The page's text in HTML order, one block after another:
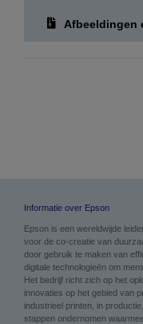
Afbeeldingen
Informatie over Epson
Epson is een wereldwijde
voor de co-creatie van
door gebruik te maken van
digitale technologieën om
Het bedrijf richt zich op het
innovaties op het gebied van
industrieel printen, in
stappen ondernomen